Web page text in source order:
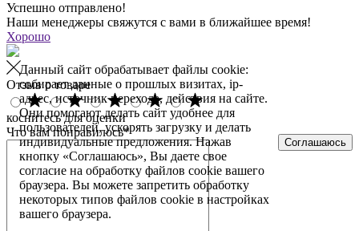
Успешно отправлено!
Наши менеджеры свяжутся с вами в ближайшее время!
Хорошо
Отзыв о товаре
коснитесь для оценки
Что вам понравилось*
Данный сайт обрабатывает файлы cookie:
собирает данные о прошлых визитах, ip-
адрес, источник перехода, действия на сайте.
Они помогают делать сайт удобнее для
пользователей, ускорять загрузку и делать
индивидуальные предложения. Нажав
кнопку «Соглашаюсь», Вы даете свое
согласие на обработку файлов cookie вашего
браузера. Вы можете запретить обработку
некоторых типов файлов cookie в настройках
вашего браузера.
Соглашаюсь